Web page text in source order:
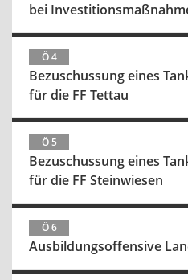
bei
Ö 4
Bezuschussung eines
für die FF Tettau
Ö 5
Bezuschussung eines
für die FF Steinwiesen
Ö 6
Ausbildungsoffensive